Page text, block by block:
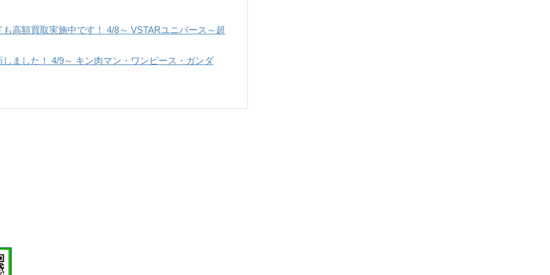
高額買取実施中です！ 4/8～ VSTARユニバース～超
ました！ 4/9～ キン肉マン・ワンピース・ガンダ